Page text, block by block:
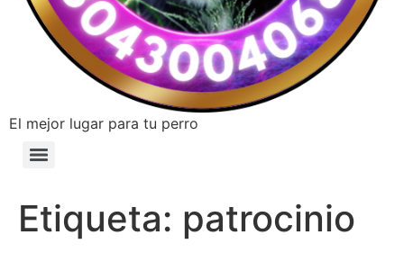
El mejor lugar para tu perro
Etiqueta: patrocinio